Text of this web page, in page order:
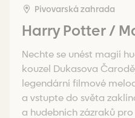
Harry Potter /
Nechte se unést magií
kouzel Dukasova
legendární filmové
a vstupte do světa
a hudebních zázraků
Pivovarská zahrada